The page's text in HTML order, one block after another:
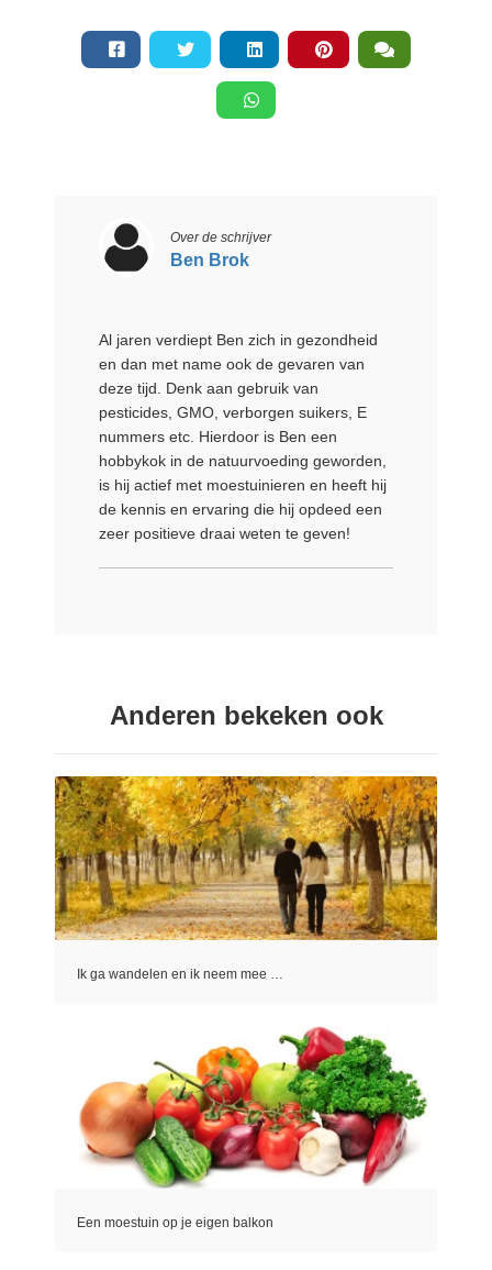
Over de schrijver
Ben Brok
Al jaren verdiept Ben zich in gezondheid
en dan met name ook de gevaren van
deze tijd. Denk aan gebruik van
pesticides, GMO, verborgen suikers, E
nummers etc. Hierdoor is Ben een
hobbykok in de natuurvoeding geworden,
is hij actief met moestuinieren en heeft hij
de kennis en ervaring die hij opdeed een
zeer positieve draai weten te geven!
Anderen bekeken ook
Ik ga wandelen en ik neem mee …
Een moestuin op je eigen balkon